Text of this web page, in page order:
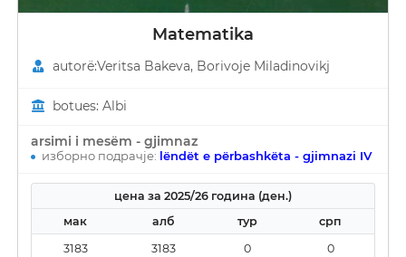
Matematika
autorë:Veritsa Bakeva, Borivoje Miladinovikj
botues: Albi
arsimi i mesëm - gjimnaz
изборно подрачје: lëndët e përbashkëta - gjimnazi IV
цена за 2025/26 година (ден.)
мак
алб тур
срп
3183
3183 0 0